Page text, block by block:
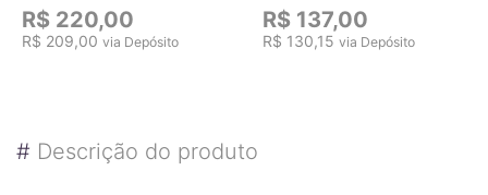
R$ 220,00
R$ 209,00 via Depósito
R$ 137,00
R$ 130,15 via Depósito
# Descrição do produto